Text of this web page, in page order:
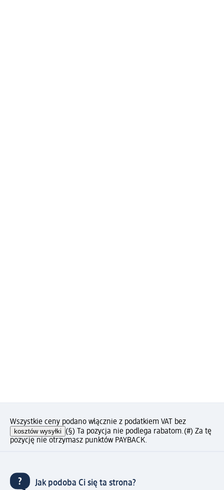
Wszystkie ceny podano włącznie z podatkiem VAT bez
kosztów wysyłki (§) Ta pozycja nie podlega rabatom.(#) Za tę
pozycję nie otrzymasz punktów PAYBACK.
Jak podoba Ci się ta strona?